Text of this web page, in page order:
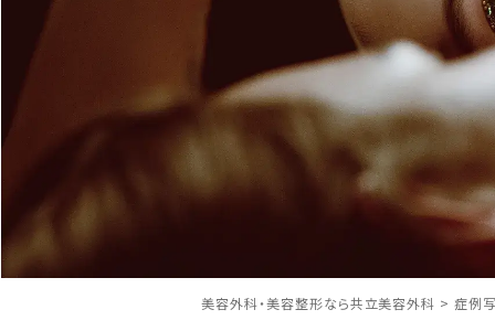
美容外科・美容整形なら共立美容外科 > 症例